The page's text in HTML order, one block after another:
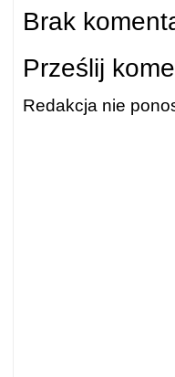
Brak
Prześlij
Redakcja nie